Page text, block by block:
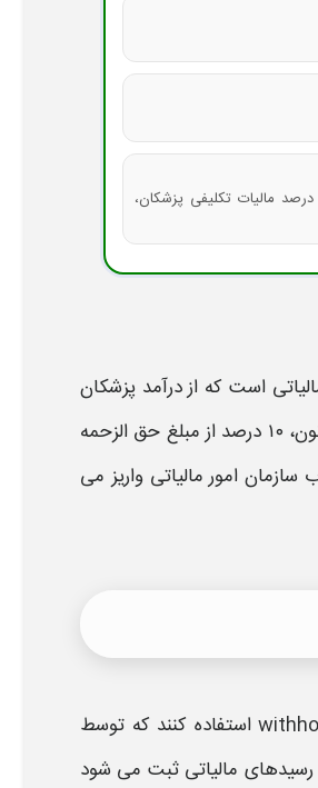
مالیات تکلیفی پزشکان،
ی است که از درآمد پزشکان
ی واریز می شود. طبق قانون، ۱۰ درصد از مبلغ حق الزحمه
امور مالیاتی واریز می
استفاده کنند که توسط
رسیدهای مالیاتی ثبت می شود